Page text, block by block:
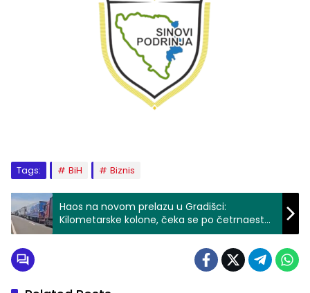
Tags: BiH Biznis
Haos na novom prelazu u Gradišci:
Kilometarske kolone, čeka se po četrnaest
sati